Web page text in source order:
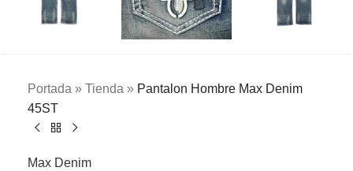
Portada » Tienda » Pantalon Hombre Max Denim
45ST
Max Denim